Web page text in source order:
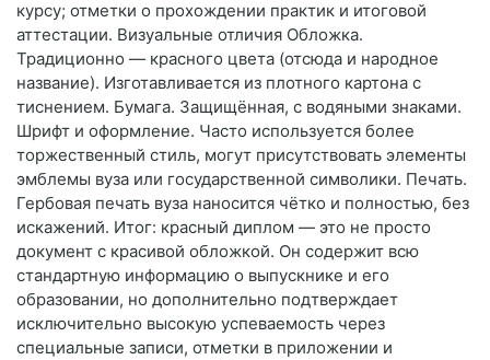
курсу; отметки о прохождении практик и итоговой
аттестации. Визуальные отличия Обложка.
Традиционно — красного цвета (отсюда и народное
название). Изготавливается из плотного картона с
тиснением. Бумага. Защищённая, с водяными знаками.
Шрифт и оформление. Часто используется более
торжественный стиль, могут присутствовать элементы
эмблемы вуза или государственной символики. Печать.
Гербовая печать вуза наносится чётко и полностью, без
искажений. Итог: красный диплом — это не просто
документ с красивой обложкой. Он содержит всю
стандартную информацию о выпускнике и его
образовании, но дополнительно подтверждает
исключительно высокую успеваемость через
специальные записи, отметки в приложении и